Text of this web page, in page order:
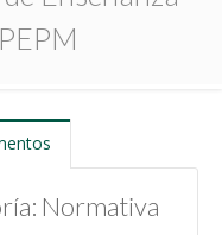
Normativa